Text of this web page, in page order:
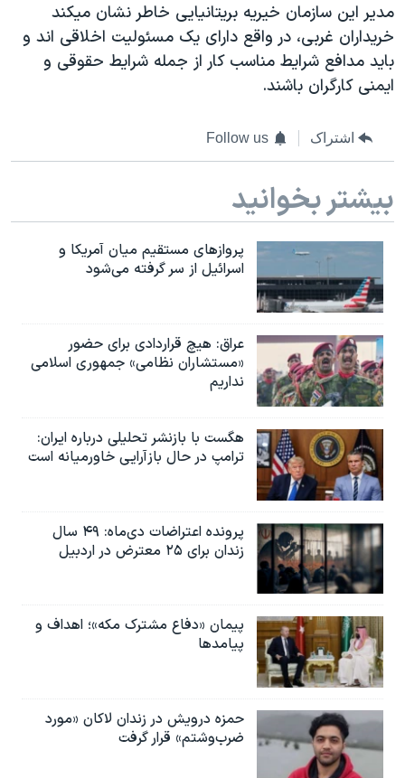
مدیر این سازمان خیریه بریتانیایی خاطر نشان میکند
خریداران غربی، در واقع دارای یک مسئولیت اخلاقی اند و
باید مدافع شرایط مناسب کار از جمله شرایط حقوقی و
ایمنی کارگران باشند.
اشتراک Follow us
بیشتر بخوانید
پروازهای مستقیم میان آمریکا و
اسرائیل از سر گرفته می‌شود
عراق: هیچ قراردادی برای حضور
«مستشاران نظامی» جمهوری اسلامی
نداریم
هگست با بازنشر تحلیلی درباره ایران:
ترامپ در حال بازآرایی خاورمیانه است
پرونده اعتراضات دی‌ماه: ۴۹ سال
زندان برای ۲۵ معترض در اردبیل
پیمان «دفاع مشترک مکه»؛ اهداف و
پیامدها
حمزه درویش در زندان لاکان «مورد
ضرب‌وشتم» قرار گرفت